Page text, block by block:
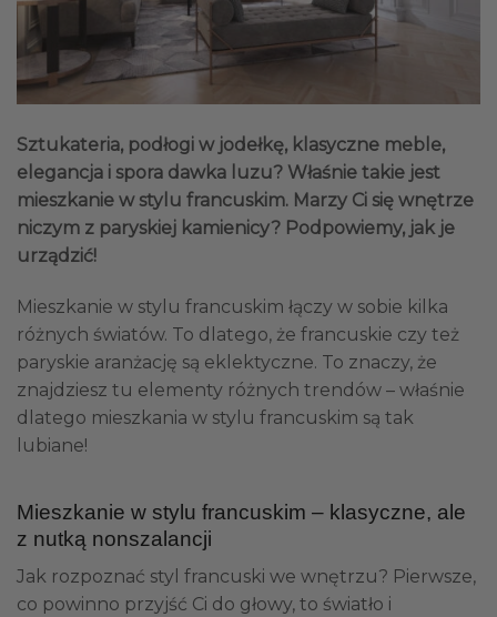
Sztukateria, podłogi w jodełkę, klasyczne meble,
elegancja i spora dawka luzu? Właśnie takie jest
mieszkanie w stylu francuskim. Marzy Ci się wnętrze
niczym z paryskiej kamienicy? Podpowiemy, jak je
urządzić!
Mieszkanie w stylu francuskim łączy w sobie kilka
różnych światów. To dlatego, że francuskie czy też
paryskie aranżację są eklektyczne. To znaczy, że
znajdziesz tu elementy różnych trendów – właśnie
dlatego mieszkania w stylu francuskim są tak
lubiane!
Mieszkanie w stylu francuskim – klasyczne, ale
z nutką nonszalancji
Jak rozpoznać styl francuski we wnętrzu? Pierwsze,
co powinno przyjść Ci do głowy, to światło i